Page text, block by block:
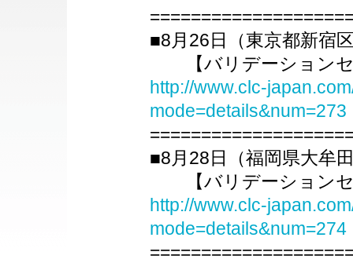
■8月26日（東京都新宿
【バリデーションセ
http://www.clc-
mode=details&num=273
■8月28日（福岡県大牟
【バリデーションセ
http://www.clc-
mode=details&num=274